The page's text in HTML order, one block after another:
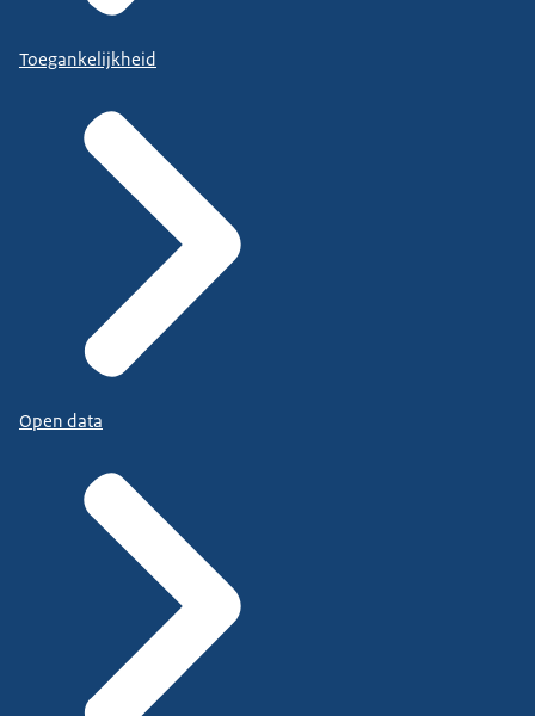
Toegankelijkheid
Open data